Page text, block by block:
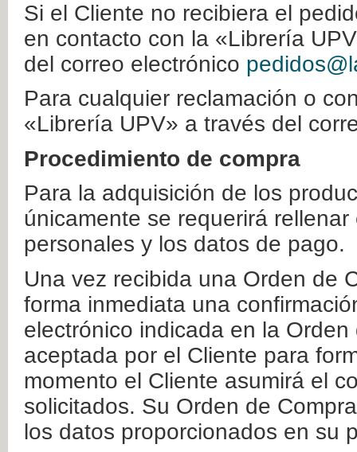
Si el Cliente no recibiera el
en contacto con la «Librería
del correo electrónico
Para cualquier reclamación o
«Librería UPV» a través del
Procedimiento de compra
Para la adquisición de los
únicamente se requerirá
personales y los datos de pago.
Una vez recibida una Orden de
forma inmediata una
electrónico indicada en la
aceptada por el Cliente para
momento el Cliente asumirá el
solicitados. Su Orden de
los datos proporcionados en su